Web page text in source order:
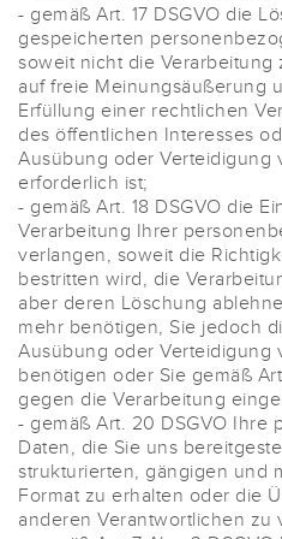
- gemäß Art. 17 DSGVO die
gespeicherten
soweit nicht die Verarbeitung
auf freie Meinungsäußerung
Erfüllung einer rechtlichen
des öffentlichen Interesses
Ausübung oder Verteidigung
erforderlich ist;
- gemäß Art. 18 DSGVO die
Verarbeitung Ihrer
verlangen, soweit die
bestritten wird, die
aber deren Löschung
mehr benötigen, Sie jedoch
Ausübung oder Verteidigung
benötigen oder Sie gemäß
gegen die Verarbeitung
- gemäß Art. 20 DSGVO Ihre
Daten, die Sie uns
strukturierten, gängigen und
Format zu erhalten oder die
anderen Verantwortlichen zu